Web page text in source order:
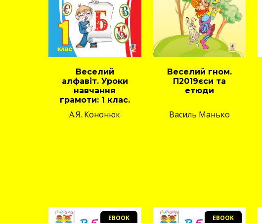
Веселий
алфавіт. Уроки
навчання
грамоти: 1 клас.
А.Я. Кононюк
Веселий гном.
П2019єси та
етюди
Василь Манько
EBOOK EBOOK